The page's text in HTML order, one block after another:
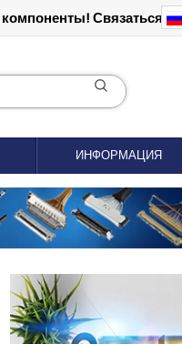
Связаться:
ИНФОРМАЦИЯ